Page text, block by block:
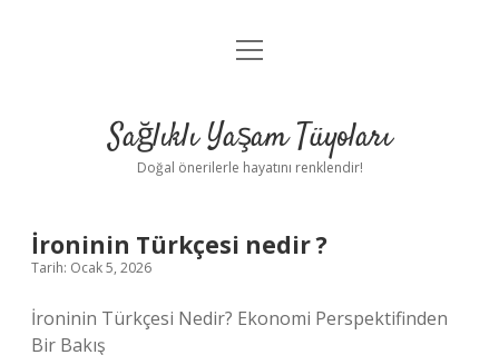
Anasayfa
Yasal Uyarı
menüyü
Sağlıklı Yaşam Tüyoları
Doğal önerilerle hayatını renklendir!
İroninin Türkçesi nedir ?
Tarih: Ocak 5, 2026
İroninin Türkçesi Nedir? Ekonomi Perspektifinden
Bir Bakış